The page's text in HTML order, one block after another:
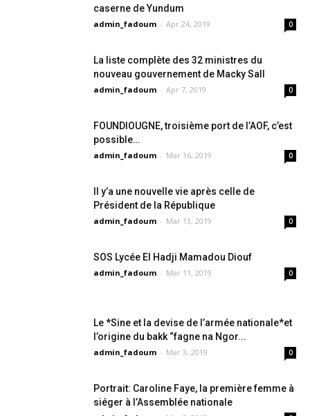
caserne de Yundum
admin_fadoum - Apr 24, 2019 0
La liste complète des 32 ministres du
nouveau gouvernement de Macky Sall
admin_fadoum - Apr 7, 2019 0
FOUNDIOUGNE, troisième port de l’AOF, c’est
possible…
admin_fadoum - Mar 16, 2019 0
Il y’a une nouvelle vie après celle de
Président de la République
admin_fadoum - Mar 13, 2019 0
SOS Lycée El Hadji Mamadou Diouf
admin_fadoum - Mar 11, 2019 0
Le *Sine et la devise de l’armée nationale*et
l’origine du bakk “fagne na Ngor...
admin_fadoum - Mar 3, 2019 0
Portrait: Caroline Faye, la première femme à
siéger à l’Assemblée nationale